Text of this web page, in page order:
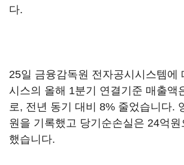
다.
25일 금융감독원 전자공시시스템에
시스의 올해 1분기 연결기준 매출액
로, 전년 동기 대비 8% 줄었습니다.
원을 기록했고 당기순손실은 24억
했습니다.